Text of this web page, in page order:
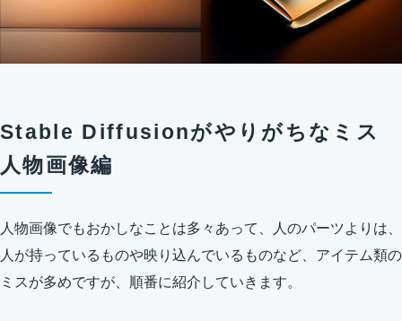
Stable Diffusionがやりがちなミス
人物画像編
人物画像でもおかしなことは多々あって、人のパーツよりは、
人が持っているものや映り込んでいるものなど、アイテム類の
ミスが多めですが、順番に紹介していきます。